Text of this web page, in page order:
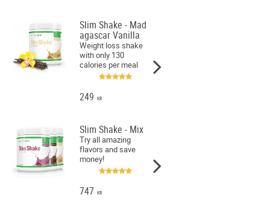
Slim Shake - Mad
agascar Vanilla
Weight loss shake
with only 130
calories per meal
249 KR
Slim Shake - Mix
Try all amazing
flavors and save
money!
747 KR